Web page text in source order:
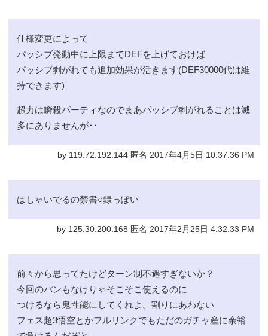
仕様変更によって
パッシブ発動中に上限までDEFを上げておけば
パッシブ剥がれても追加効果が活きます(DEF30000代は維
持できます)
超力は瞬殺パーティなのでまあパッシブ剥がれることは滅
多にありませんが‥
by 119.72.192.144 匿名 2017年4月5日 10:37:36 PM
はしゃいでるの禁書○録っぽい
by 125.30.200.168 匿名 2017年2月25日 4:32:33 PM
前々から思ってたけどターン制不遇すぎないか？
今回のパンもなけりゃそこそこ使えるのに
つけるなら鬼性能にしてくれよ。割りにあわない
フェス超3悟空とかフルリンクでもただのガチャ産に余裕